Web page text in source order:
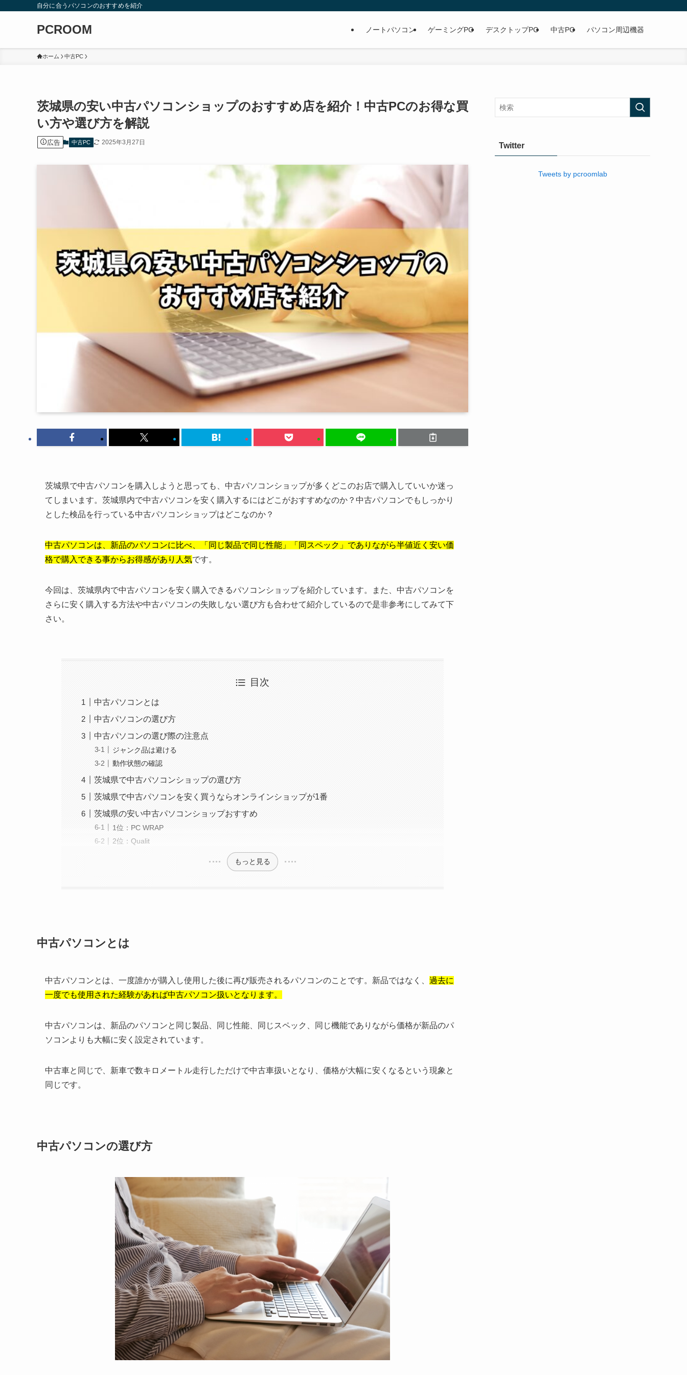
自分に合うパソコンのおすすめを紹介
PCROOM ノートパソコン ゲーミングPC デスクトップPC 中古PC パソコン周辺機器
ホーム 中古PC
茨城県の安い中古パソコンショップのおすすめ店を紹介！中古PCのお得な買
い方や選び方を解説
広告 中古PC 2025年3月27日
茨城県で中古パソコンを購入しようと思っても、中古パソコンショップが多くどこのお店で購入していいか迷っ
てしまいます。茨城県内で中古パソコンを安く購入するにはどこがおすすめなのか？中古パソコンでもしっかり
とした検品を行っている中古パソコンショップはどこなのか？
中古パソコンは、新品のパソコンに比べ、「同じ製品で同じ性能」「同スペック」でありながら半値近く安い価
格で購入できる事からお得感があり人気です。
今回は、茨城県内で中古パソコンを安く購入できるパソコンショップを紹介しています。また、中古パソコンを
さらに安く購入する方法や中古パソコンの失敗しない選び方も合わせて紹介しているので是非参考にしてみて下
さい。
目次
中古パソコンとは
中古パソコンの選び方
中古パソコンの選び際の注意点
ジャンク品は避ける
動作状態の確認
茨城県で中古パソコンショップの選び方
茨城県で中古パソコンを安く買うならオンラインショップが1番
茨城県の安い中古パソコンショップおすすめ
1位：PC WRAP
2位：Qualit
もっと見る
中古パソコンとは
中古パソコンとは、一度誰かが購入し使用した後に再び販売されるパソコンのことです。新品ではなく、 過去に
一度でも使用された経験があれば中古パソコン扱いとなります。
中古パソコンは、新品のパソコンと同じ製品、同じ性能、同じスペック、同じ機能でありながら価格が新品のパ
ソコンよりも大幅に安く設定されています。
中古車と同じで、新車で数キロメートル走行しただけで中古車扱いとなり、価格が大幅に安くなるという現象と
同じです。
中古パソコンの選び方
Twitter
Tweets by pcroomlab